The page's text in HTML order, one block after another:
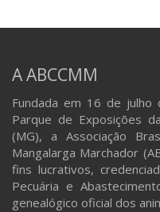
A ABCCMM
Fundada em 16 de julho
Parque de Exposições
(MG), a Associação
Mangalarga Marchador
fins lucrativos,
Pecuária e
genealógico oficial dos